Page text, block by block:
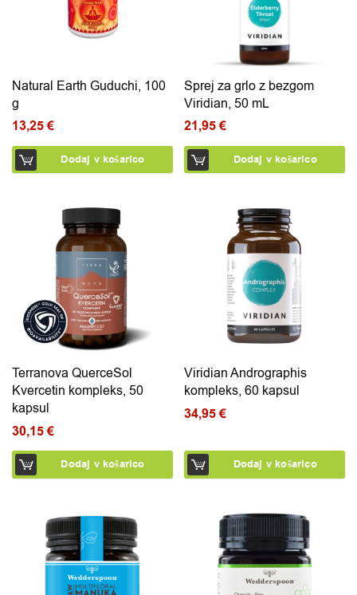
Natural Earth Guduchi, 100
g
13,25€
Dodaj v košarico
Sprej za grlo z bezgom
Viridian, 50 mL
21,95€
Dodaj v košarico
Terranova QuerceSol
Kvercetin kompleks, 50
kapsul
30,15€
Dodaj v košarico
Viridian Andrographis
kompleks, 60 kapsul
34,95€
Dodaj v košarico
Ta izdelek ima več različic. Možnosti lahko izberete
Ta izdelek ima več